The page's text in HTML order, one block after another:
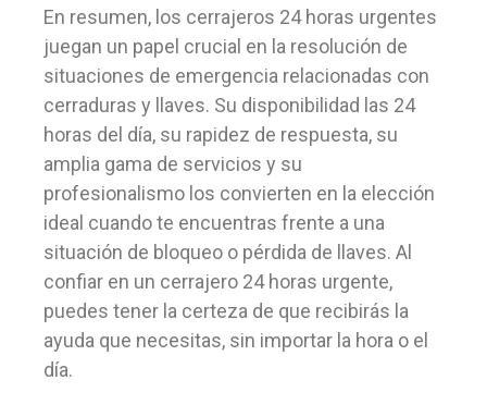
En resumen, los cerrajeros 24 horas urgentes
juegan un papel crucial en la resolución de
situaciones de emergencia relacionadas con
cerraduras y llaves. Su disponibilidad las 24
horas del día, su rapidez de respuesta, su
amplia gama de servicios y su
profesionalismo los convierten en la elección
ideal cuando te encuentras frente a una
situación de bloqueo o pérdida de llaves. Al
confiar en un cerrajero 24 horas urgente,
puedes tener la certeza de que recibirás la
ayuda que necesitas, sin importar la hora o el
día.